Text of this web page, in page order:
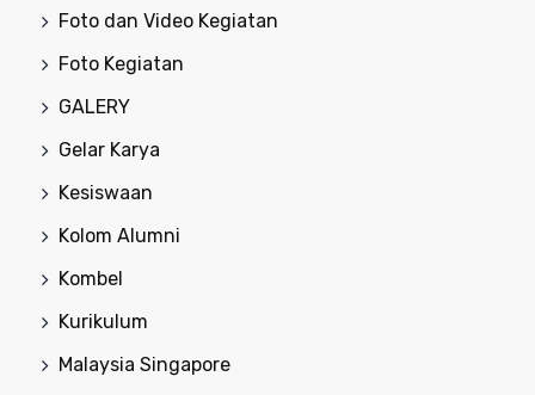
Foto dan Video Kegiatan
Foto Kegiatan
GALERY
Gelar Karya
Kesiswaan
Kolom Alumni
Kombel
Kurikulum
Malaysia Singapore